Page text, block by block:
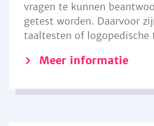
vragen te kunnen
getest worden. Daarvoor
taaltesten of logopedische
Meer informatie